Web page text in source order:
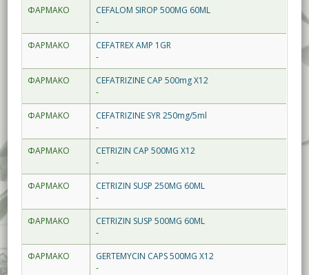
ΦΑΡΜΑΚΟ
CEFALOM SIROP 500MG 60ML
-
ΦΑΡΜΑΚΟ
CEFATREX AMP 1GR
-
ΦΑΡΜΑΚΟ
CEFATRIZINE CAP 500mg X12
-
ΦΑΡΜΑΚΟ
CEFATRIZINE SYR 250mg/5ml
-
ΦΑΡΜΑΚΟ
CETRIZIN CAP 500MG X12
-
ΦΑΡΜΑΚΟ
CETRIZIN SUSP 250MG 60ML
-
ΦΑΡΜΑΚΟ
CETRIZIN SUSP 500MG 60ML
-
ΦΑΡΜΑΚΟ
GERTEMYCIN CAPS 500MG X12
-